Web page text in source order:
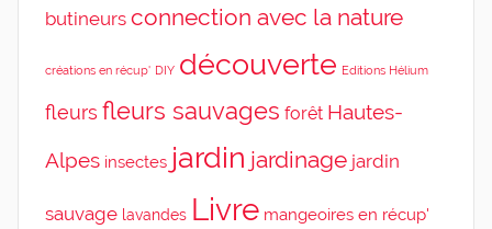
butineurs connection avec la nature
créations en récup' DIY découverte Editions Hélium
fleurs fleurs sauvages forêt Hautes-
Alpes insectes jardin jardinage jardin
sauvage lavandes Livre mangeoires en récup'